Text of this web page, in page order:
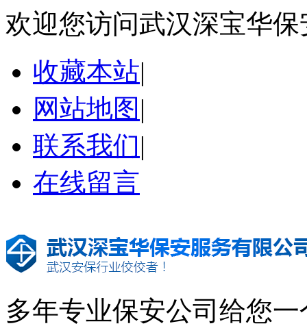
欢迎您访问武汉深宝华
收藏本站|
网站地图 |
联系我们|
在线留言
多年专业保安公司 给您一